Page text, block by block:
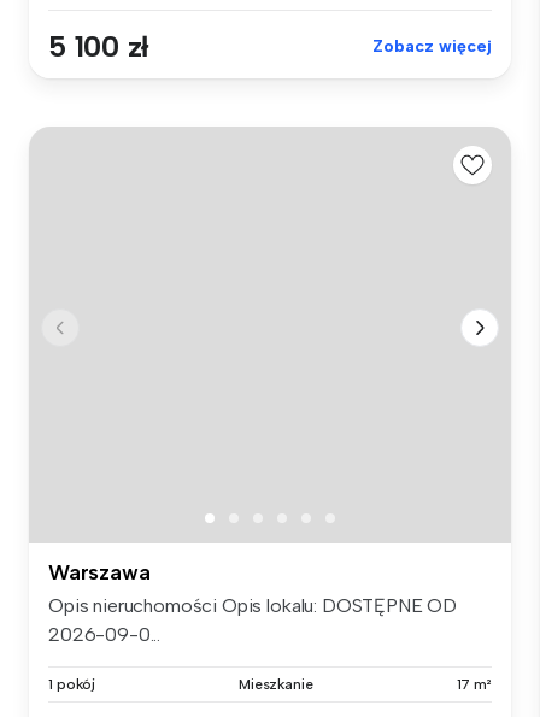
5 100 zł Zobacz więcej
Warszawa
Opis nieruchomości Opis lokalu: DOSTĘPNE OD
2026-09-0...
1 pokój Mieszkanie 17 m²